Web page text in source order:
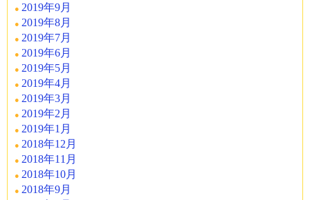
2019年9月
2019年8月
2019年7月
2019年6月
2019年5月
2019年4月
2019年3月
2019年2月
2019年1月
2018年12月
2018年11月
2018年10月
2018年9月